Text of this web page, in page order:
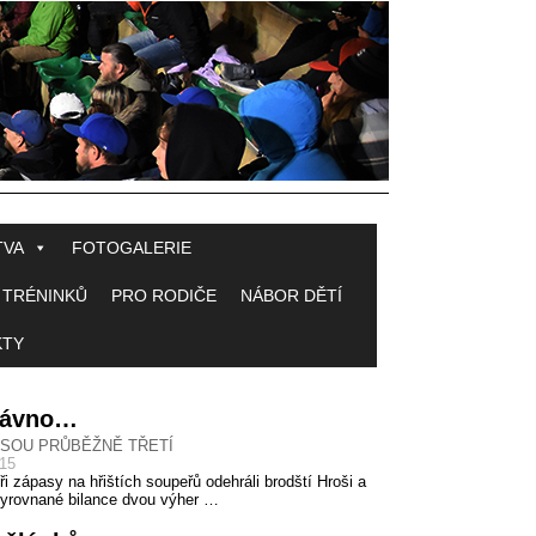
FOTOGALERIE
PRO RODIČE NÁBOR DĚTÍ
PRŮBĚŽNĚ TŘETÍ
zápasy na hřištích soupeřů odehráli brodští Hroši a
bilance dvou výher …